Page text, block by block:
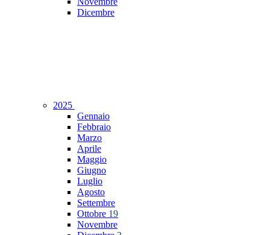
Dicembre
2025
Gennaio
Febbraio
Marzo
Aprile
Maggio
Giugno
Luglio
Agosto
Settembre
Ottobre 19
Novembre